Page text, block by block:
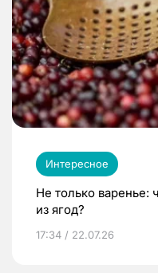
Интересное
Не только варенье:
из ягод?
17:34 / 22.07.26